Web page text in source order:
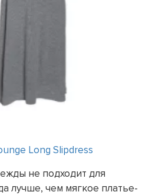
Long Slipdress
не подходит для
лучше, чем мягкое платье-